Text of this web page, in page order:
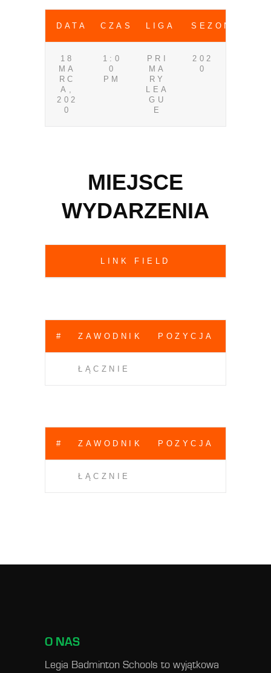
DATA CZAS LIGA SEZON
18
MA
RC
A,
202
0
1:0
0
PM
PRI
MA
RY
LEA
GU
E
202
0
MIEJSCE
WYDARZENIA
LINK FIELD
# ZAWODNIK POZYCJA
ŁĄCZNIE
# ZAWODNIK POZYCJA
ŁĄCZNIE
O NAS
Legia Badminton Schools to wyjątkowa